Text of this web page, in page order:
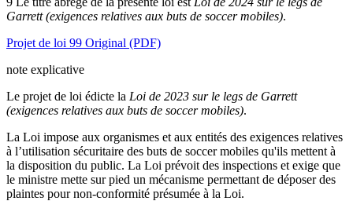
Garrett (exigences relatives aux buts de soccer mobiles).
Projet de loi 99 Original (PDF)
note explicative
Le projet de loi édicte la Loi de 2023 sur le legs de Garrett
(exigences relatives aux buts de soccer mobiles).
La Loi impose aux organismes et aux entités des exigences relatives
à l’utilisation sécuritaire des buts de soccer mobiles qu'ils mettent à
la disposition du public. La Loi prévoit des inspections et exige que
le ministre mette sur pied un mécanisme permettant de déposer des
plaintes pour non-conformité présumée à la Loi.